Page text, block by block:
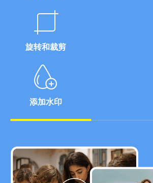
旋转和裁剪
添加水印